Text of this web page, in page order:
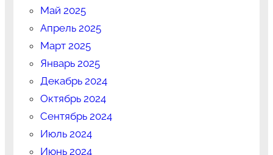
Май 2025
Апрель 2025
Март 2025
Январь 2025
Декабрь 2024
Октябрь 2024
Сентябрь 2024
Июль 2024
Июнь 2024